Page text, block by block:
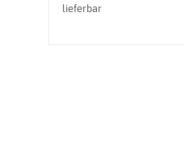
lieferbar